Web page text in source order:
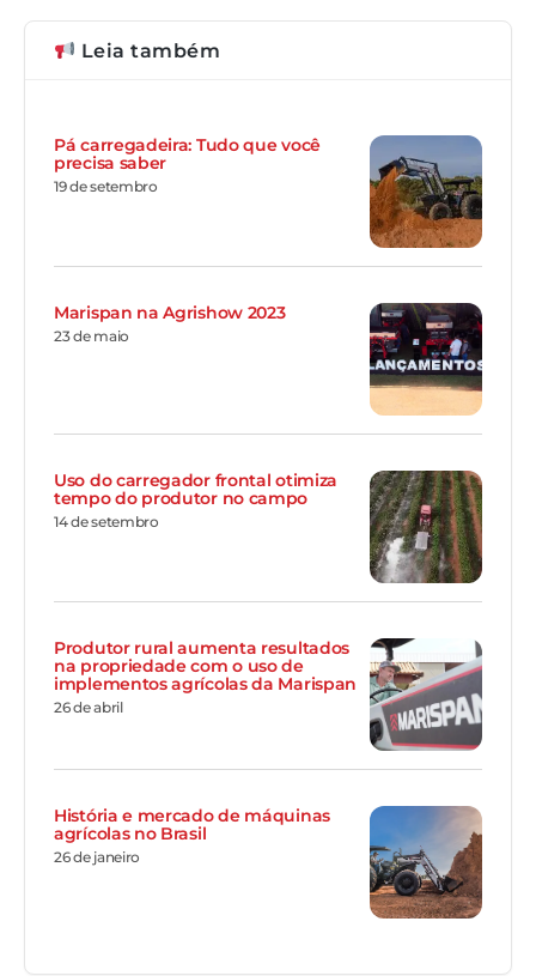
Leia também
Pá carregadeira: Tudo que você
precisa saber
19 de setembro
Marispan na Agrishow 2023
23 de maio
Uso do carregador frontal otimiza
tempo do produtor no campo
14 de setembro
Produtor rural aumenta resultados
na propriedade com o uso de
implementos agrícolas da Marispan
26 de abril
História e mercado de máquinas
agrícolas no Brasil
26 de janeiro